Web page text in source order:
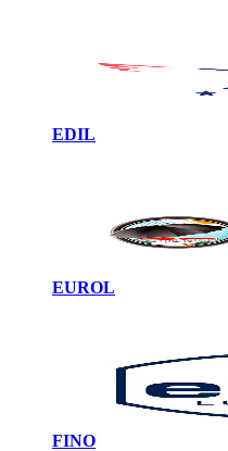
EDIL
EUROL
FINO